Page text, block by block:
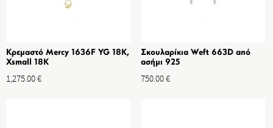
Κρεμαστό Mercy 1636F YG 18K,
Xsmall 18K
1,275.00€
Σκουλαρίκια Weft 663D από
ασήμι 925
750.00€